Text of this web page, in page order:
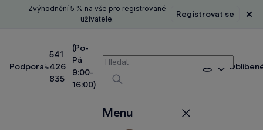
Zvýhodnění 5 % na vše pro registrované
uživatele.
Registrovat se
Podpora
541
426
835
(Po-
Pá
9:00-
16:00)
Vyhledávání
Vyhledávat
Přihlášení
Menu